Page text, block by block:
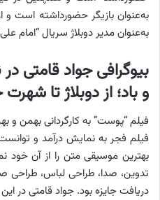
به‌عنوان بازیگر حضورداشته است و
به‌عنوان مدیر دوبلاژ سریال “امام
بیوگرافی جواد قامتی
و باد؛ از دوبلاژ تا
فیلم “پوست” به کارگردانی بهمن
فیلم فجر به نمایش درآمد و
بهترین موسیقی متن را از آن
تدوین، صدا، طراحی لباس، طراحی
دریافت جایزه بود. جواد قامتی